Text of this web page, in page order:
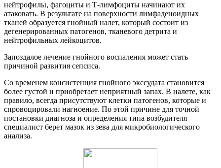
нейтрофилы, фагоциты и Т-лимфоциты начинают их
атаковать. В результате на поверхности лимфаденоидных
тканей образуется гнойный налет, который состоит из
дегенерированных патогенов, тканевого детрита и
нейтрофильных лейкоцитов.
Запоздалое лечение гнойного воспаления может стать
причиной развития сепсиса.
Со временем консистенция гнойного экссудата становится
более густой и приобретает неприятный запах. В налете, как
правило, всегда присутствуют клетки патогенов, которые и
спровоцировали нагноение. По этой причине для точной
постановки диагноза и определения типа возбудителя
специалист берет мазок из зева для микробиологического
анализа.